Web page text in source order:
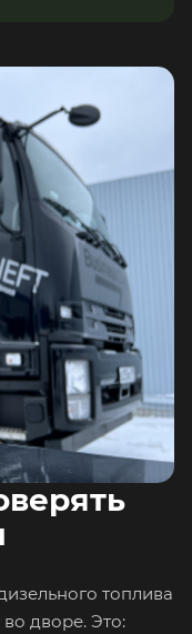
топлива
дворе. Это: